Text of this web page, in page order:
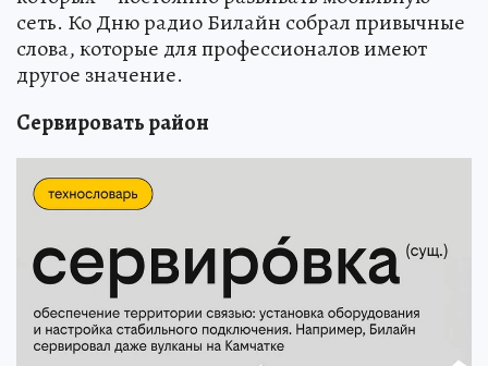
сеть. Ко Дню радио Билайн собрал привычные
слова, которые для профессионалов имеют
другое значение.
Сервировать район